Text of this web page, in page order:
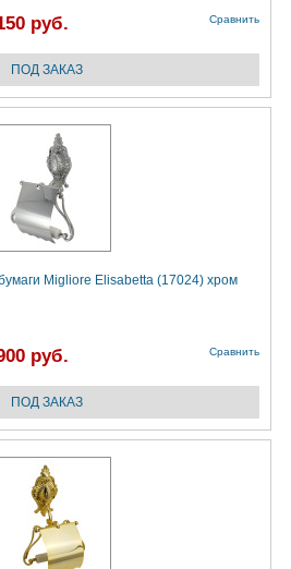
руб. Сравнить
Migliore Elisabetta (17024) хром
руб. Сравнить